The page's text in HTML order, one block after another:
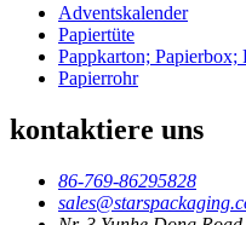
Adventskalender
Papiertüte
Pappkarton; Papierbox;
Papierrohr
kontaktiere uns
86-769-86295828